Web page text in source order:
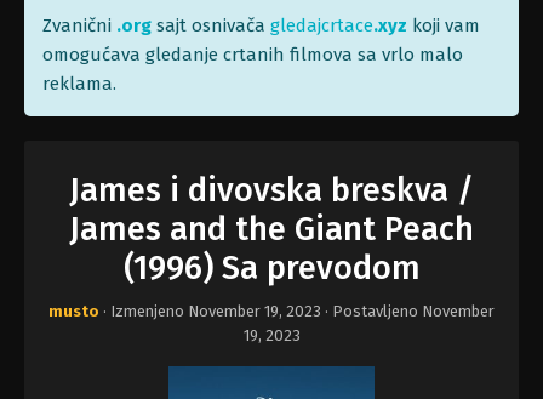
Zvanični .org sajt osnivača gledajcrtace.xyz koji vam
omogućava gledanje crtanih filmova sa vrlo malo
reklama.
James i divovska breskva /
James and the Giant Peach
(1996) Sa prevodom
musto · Izmenjeno November 19, 2023 · Postavljeno November
19, 2023